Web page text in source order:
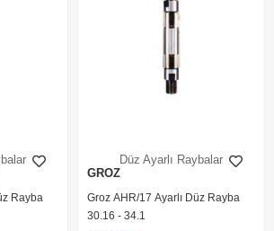
Rayba
Düz Ayarlı Raybalar
GROZ
Groz AHR/17 Ayarlı Düz Rayba
30.16 - 34.1